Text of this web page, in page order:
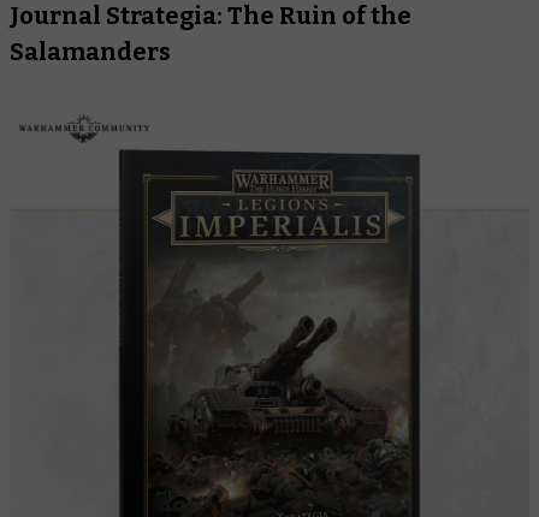
Journal Strategia: The Ruin of the
Salamanders